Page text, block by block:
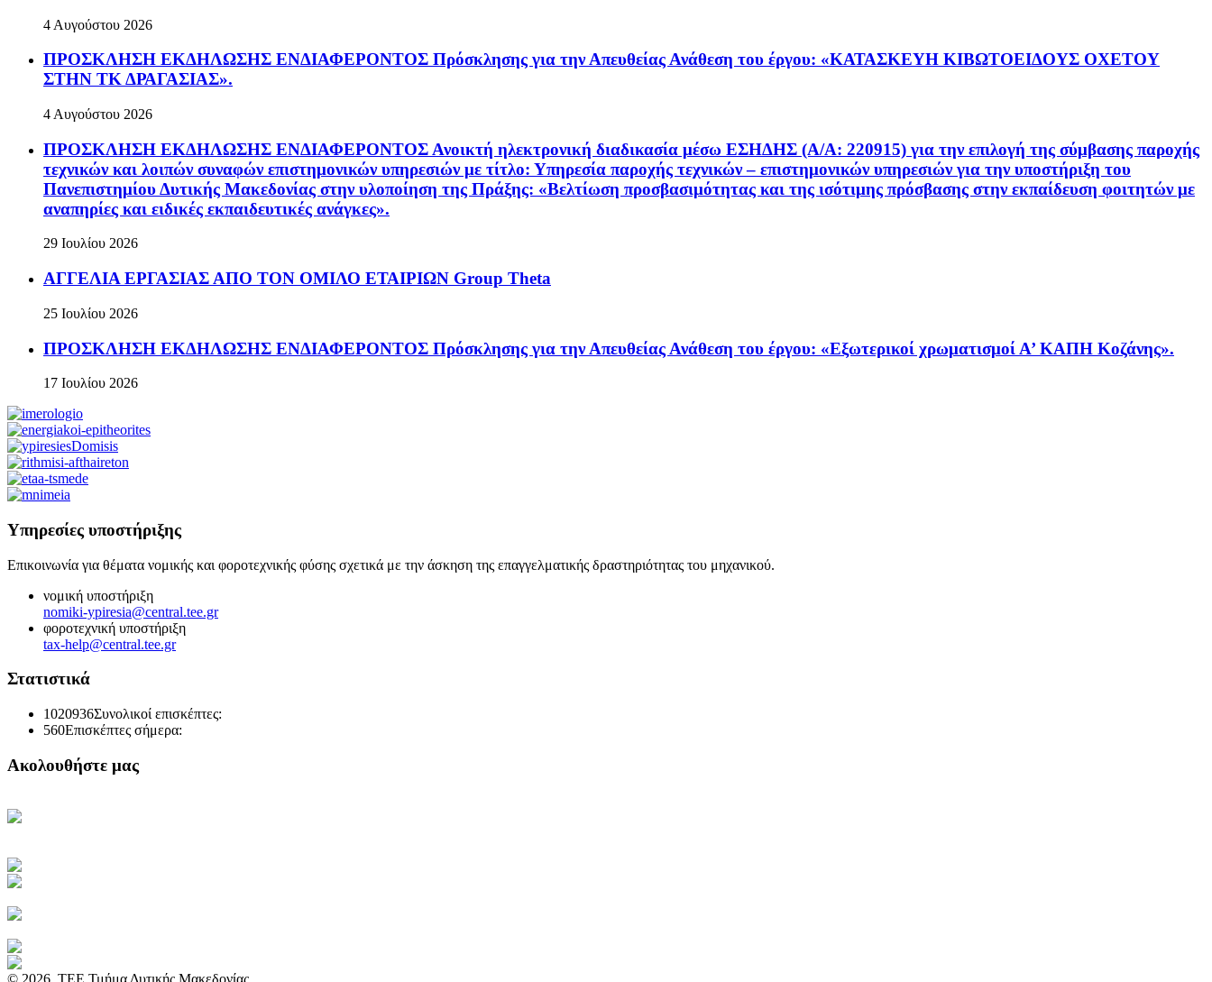
4 Αυγούστου 2026
ΠΡΟΣΚΛΗΣΗ ΕΚΔΗΛΩΣΗΣ ΕΝΔΙΑΦΕΡΟΝΤΟΣ Πρόσκλησης για την Απευθείας Ανάθεση του έργου: «ΚΑΤΑΣΚΕΥΗ ΚΙΒΩΤΟΕΙΔΟΥΣ ΟΧΕΤΟΥ
ΣΤΗΝ ΤΚ ΔΡΑΓΑΣΙΑΣ».
4 Αυγούστου 2026
ΠΡΟΣΚΛΗΣΗ ΕΚΔΗΛΩΣΗΣ ΕΝΔΙΑΦΕΡΟΝΤΟΣ Ανοικτή ηλεκτρονική διαδικασία μέσω ΕΣΗΔΗΣ (Α/Α: 220915) για την επιλογή της σύμβασης παροχής
τεχνικών και λοιπών συναφών επιστημονικών υπηρεσιών με τίτλο: Υπηρεσία παροχής τεχνικών – επιστημονικών υπηρεσιών για την υποστήριξη του
Πανεπιστημίου Δυτικής Μακεδονίας στην υλοποίηση της Πράξης: «Βελτίωση προσβασιμότητας και της ισότιμης πρόσβασης στην εκπαίδευση φοιτητών με
αναπηρίες και ειδικές εκπαιδευτικές ανάγκες».
29 Ιουλίου 2026
ΑΓΓΕΛΙΑ ΕΡΓΑΣΙΑΣ ΑΠΟ ΤΟΝ ΟΜΙΛΟ ΕΤΑΙΡΙΩΝ Group Theta
25 Ιουλίου 2026
ΠΡΟΣΚΛΗΣΗ ΕΚΔΗΛΩΣΗΣ ΕΝΔΙΑΦΕΡΟΝΤΟΣ Πρόσκλησης για την Απευθείας Ανάθεση του έργου: «Εξωτερικοί χρωματισμοί Α’ ΚΑΠΗ Κοζάνης».
17 Ιουλίου 2026
Υπηρεσίες υποστήριξης
Επικοινωνία για θέματα νομικής και φοροτεχνικής φύσης σχετικά με την άσκηση της επαγγελματικής δραστηριότητας του μηχανικού.
νομική υποστήριξη
nomiki-ypiresia@central.tee.gr
φοροτεχνική υποστήριξη
tax-help@central.tee.gr
Στατιστικά
1020936Συνολικοί επισκέπτες:
560Επισκέπτες σήμερα:
Ακολουθήστε μας
© 2026. ΤΕΕ Τμήμα Δυτικής Μακεδονίας.